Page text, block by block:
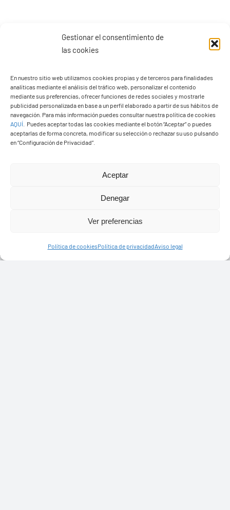
Gestionar el consentimiento de
las cookies
En nuestro sitio web utilizamos cookies propias y de terceros para finalidades
analíticas mediante el análisis del tráfico web, personalizar el contenido
mediante sus preferencias, ofrecer funciones de redes sociales y mostrarle
publicidad personalizada en base a un perfil elaborado a partir de sus hábitos de
navegación. Para más información puedes consultar nuestra política de cookies
AQUÍ
Puedes aceptar todas las cookies mediante el botón “Aceptar” o puedes
aceptarlas de forma concreta, modificar su selección o rechazar su uso pulsando
en “Configuración de Privacidad”.
Aceptar
Denegar
Ver preferencias
Política de cookiesPolítica de privacidadAviso legal